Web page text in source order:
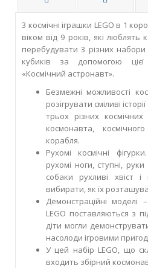
3 космічні іграшки LEGO в 1
віком від 9 років, які люблять
перебудувати 3 різних
кубиків за допомогою
«Космічний астронавт».
Безмежні можливості
розігрувати сміливі
трьох різних космічних
космонавта,
корабля.
Рухомі космічні
рухомі ноги, ступні,
собаки рухливі хвіст
вибирати, як їх
Демонстраційні моделі
LEGO поставляються з
діти могли
насолоди ігровими
У цей набір LEGO, що
входить збірний